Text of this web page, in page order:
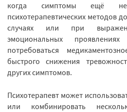
когда симптомы ещё
психотерапевтических методов
случаях или при
эмоциональных
потребоваться
быстрого снижения
других симптомов.
Психотерапевт может
или комбинировать